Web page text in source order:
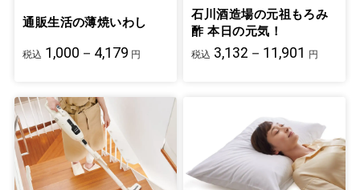
通販生活の薄焼いわし
税込 1,000－4,179 円
石川酒造場の元祖もろみ
酢 本日の元気！
税込 3,132－11,901 円